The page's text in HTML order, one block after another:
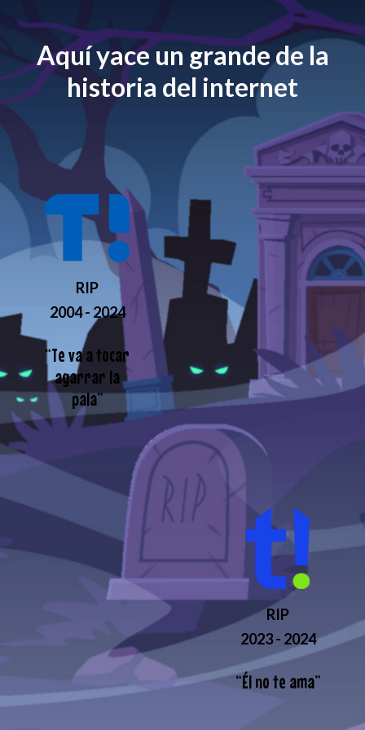
Aquí yace un grande de la
historia del internet
RIP
2004 - 2024
“Te va a tocar
agarrar la
pala”
RIP
2023 - 2024
“Él no te ama”